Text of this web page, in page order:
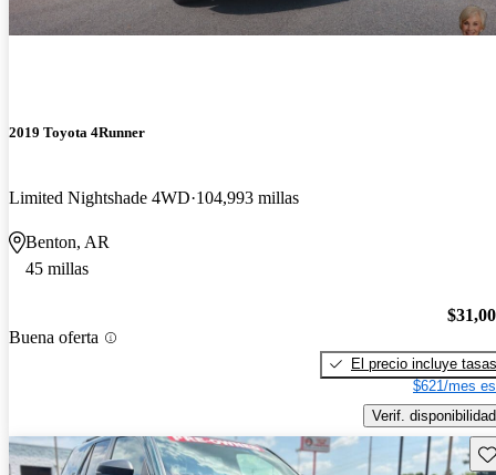
2019 Toyota 4Runner
Limited Nightshade 4WD 104,993 millas
Benton, AR
45 millas
Buena oferta
El precio incluye tasas
$621/mes
Verif. disponibilidad